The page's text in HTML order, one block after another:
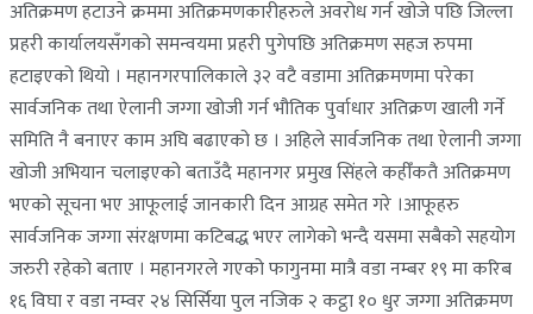
अतिक्रमण हटाउने क्रममा अतिक्रमणकारीहरुले अवरोध गर्न खोजे पछि जिल्ला
प्रहरी कार्यालयसँगको समन्वयमा प्रहरी पुगेपछि अतिक्रमण सहज रुपमा
हटाइएको थियो । महानगरपालिकाले ३२ वटै वडामा अतिक्रमणमा परेका
सार्वजनिक तथा ऐलानी जग्गा खोजी गर्न भौतिक पुर्वाधार अतिक्रण खाली गर्ने
समिति नै बनाएर काम अघि बढाएको छ । अहिले सार्वजनिक तथा ऐलानी जग्गा
खोजी अभियान चलाइएको बताउँदै महानगर प्रमुख सिंहले कहीँकतै अतिक्रमण
भएको सूचना भए आफूलाई जानकारी दिन आग्रह समेत गरे ।आफूहरु
सार्वजनिक जग्गा संरक्षणमा कटिबद्ध भएर लागेको भन्दै यसमा सबैको सहयोग
जरुरी रहेको बताए । महानगरले गएको फागुनमा मात्रै वडा नम्बर १९ मा करिब
१६ विघा र वडा नम्वर २४ सिर्सिया पुल नजिक २ कट्ठा १० धुर जग्गा अतिक्रमण